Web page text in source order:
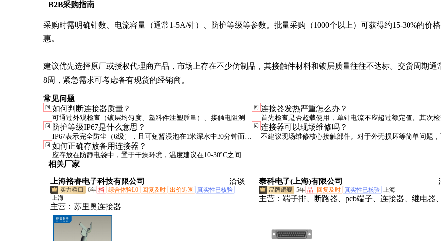
B2B采购指南
采购时需明确针数、电流容量（通常1-5A/针）、防护等级等参数。批量采购（1000个以上）可获得约15-30%的价
惠。
建议优先选择原厂或授权代理商产品，市场上存在不少仿制品，其接触件材料和镀层质量往往不达标。交货周期通
8周，紧急需求可考虑备有现货的经销商。
常见问题
问 如何判断连接器质量？
可通过外观检查（镀层均匀度、塑料件注塑质量）、接触电阻测试
（应低于规格值）、插拔力测试（应在规定范围内）来初步判断。
建议索取样品进行实际应用测试。
问 连接器发热严重怎么办？
首先检查是否超载使用，单针电流不应超过额定值。其次
是否良好，不良接触会导致电阻增大而发热。如问题持续
问 防护等级IP67是什么意思？
IP67表示完全防尘（6级），且可短暂浸泡在1米深水中30分钟而不
进水（7级）。这意味着该连接器可用于户外和潮湿环境，但不能
长期水下使用。
问 连接器可以现场维修吗？
不建议现场维修核心接触部件。对于外壳损坏等简单问题
问 如何正确存放备用连接器？
应存放在防静电袋中，置于干燥环境，温度建议在10-30°C之间。
长期存放前可在接触件表面涂抹专用接触保护剂，使用前再清洁
掉。
相关厂家
上海裕睿电子科技有限公司 洽谈
6年 档 综合体验L0 回复及时 出价迅速
真实性已核验
上海
主营： 苏里奥连接器
泰科电子(上海)有限公司
5年 品 回复及时 真实性已核验 上海
主营： 端子排、断路器、pcb端子、连接器、继电器